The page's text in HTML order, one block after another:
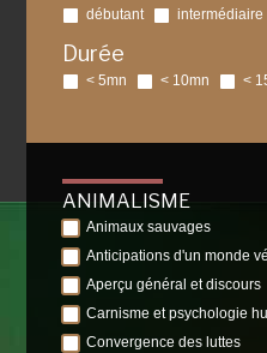
débutant intermédiaire
Durée
< 5mn < 10mn <
ANIMALISME
Animaux sauvages
Anticipations d'un monde
Aperçu général et discours
Carnisme et psychologie
Convergence des luttes